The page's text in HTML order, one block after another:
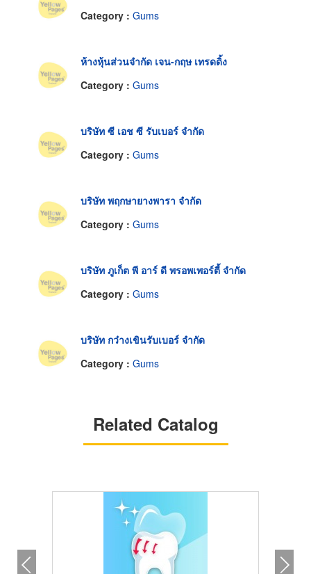
Category : Gums
ห้างหุ้นส่วนจำกัด เจน-กฤษ เทรดดิ้ง
Category : Gums
บริษัท ซี เอช ซี รับเบอร์ จำกัด
Category : Gums
บริษัท พฤกษายางพารา จำกัด
Category : Gums
บริษัท ภูเก็ต พี อาร์ ดี พรอพเพอร์ตี้ จำกัด
Category : Gums
บริษัท กว๋างเขินรับเบอร์ จำกัด
Category : Gums
Related Catalog